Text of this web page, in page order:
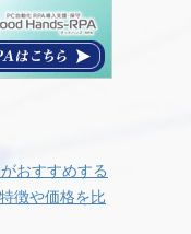
おすすめする
徴や価格を比